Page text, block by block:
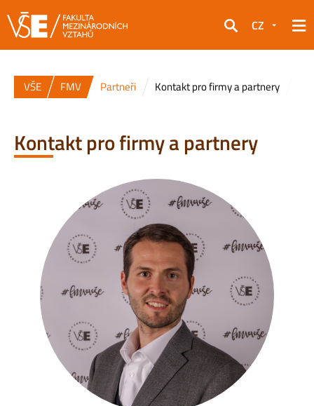
Hledat
CZ
VŠE FMV Partneři Kontakt pro firmy a partnery
Kontakt pro firmy a partnery